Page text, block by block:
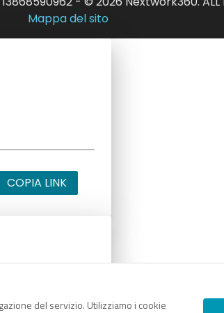
del servizio. Utilizziamo i cookie
Mappa del sito
COPIA LINK